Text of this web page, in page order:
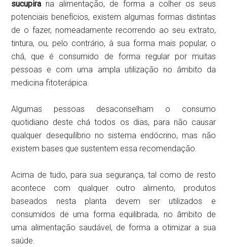
sucupira na alimentação, de forma a colher os seus
potenciais benefícios, existem algumas formas distintas
de o fazer, nomeadamente recorrendo ao seu extrato,
tintura, ou, pelo contrário, à sua forma mais popular, o
chá, que é consumido de forma regular por muitas
pessoas e com uma ampla utilização no âmbito da
medicina fitoterápica.
Algumas pessoas desaconselham o consumo
quotidiano deste chá todos os dias, para não causar
qualquer desequilíbrio no sistema endócrino, mas não
existem bases que sustentem essa recomendação.
Acima de tudo, para sua segurança, tal como de resto
acontece com qualquer outro alimento, produtos
baseados nesta planta devem ser utilizados e
consumidos de uma forma equilibrada, no âmbito de
uma alimentação saudável, de forma a otimizar a sua
saúde.